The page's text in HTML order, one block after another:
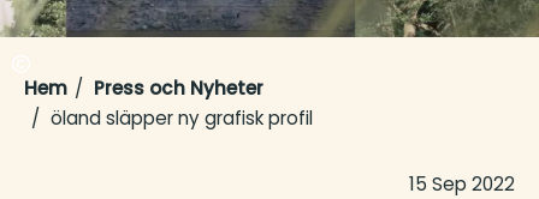
Hem
Press och Nyheter
öland släpper ny grafisk profil
15 Sep 2022